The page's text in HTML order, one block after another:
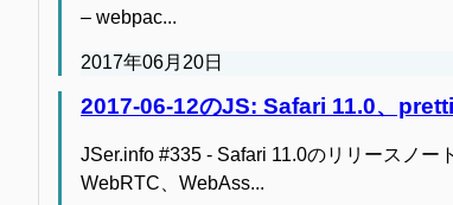
– webpac...
2017年06月20日
2017-06-12のJS: Safari 11.0、
JSer.info #335 - Safari 11.0のリリースノ
WebRTC、WebAss...